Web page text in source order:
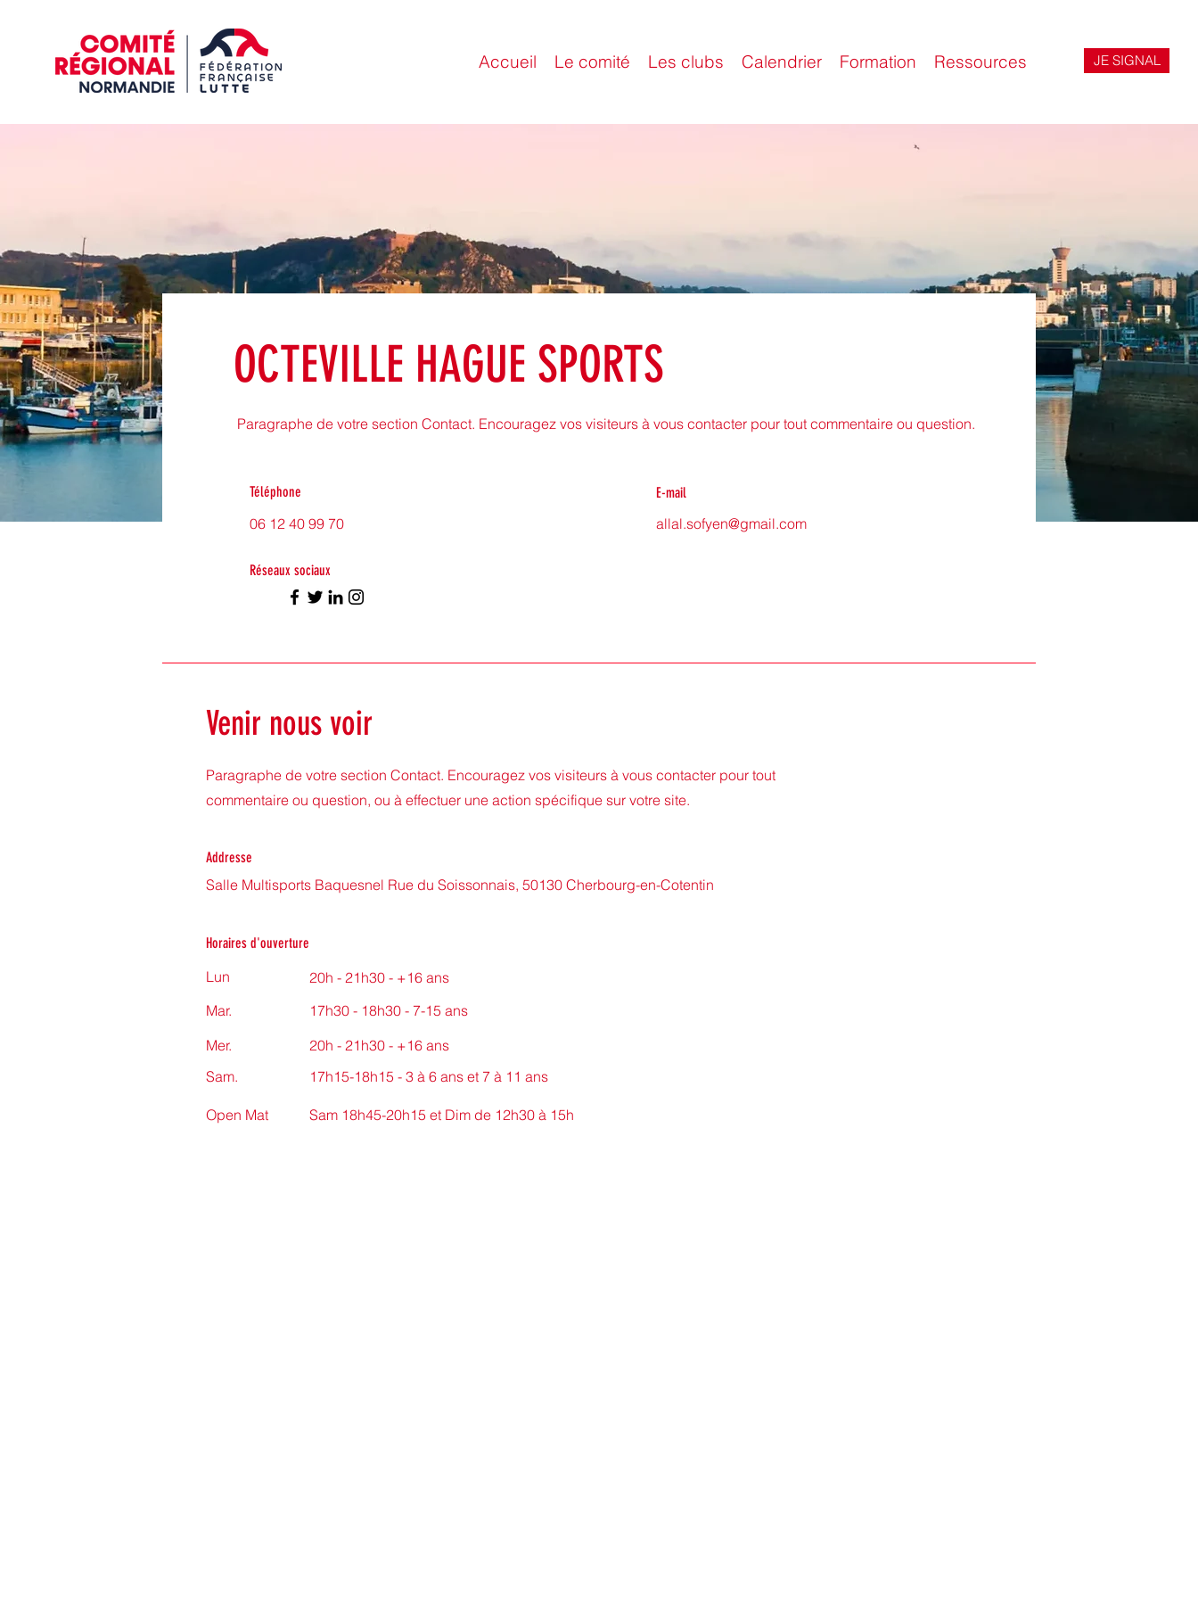
Accueil Le comité Les clubs Calendrier Formation Ressources JE SIGNAL
OCTEVILLE HAGUE SPORTS
Paragraphe de votre section Contact. Encouragez vos visiteurs à vous contacter pour tout commentaire ou question.
Téléphone
06 12 40 99 70
E-mail
allal.sofyen@gmail.com
Réseaux sociaux
Venir nous voir
Paragraphe de votre section Contact. Encouragez vos visiteurs à vous contacter pour tout
commentaire ou question, ou à effectuer une action spécifique sur votre site.
Addresse
Salle Multisports Baquesnel Rue du Soissonnais, 50130 Cherbourg-en-Cotentin
Horaires d'ouverture
Lun
20h - 21h30 - +16 ans
Mar.
17h30 - 18h30 - 7-15 ans
Mer.
20h - 21h30 - +16 ans
Sam.
17h15-18h15 - 3 à 6 ans et 7 à 11 ans
Open Mat Sam 18h45-20h15 et Dim de 12h30 à 15h